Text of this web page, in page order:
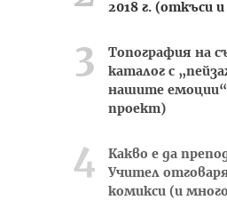
2018 г. (откъси
Топография на
каталог с
нашите
проект)
Какво е да
Учител
комикси (и